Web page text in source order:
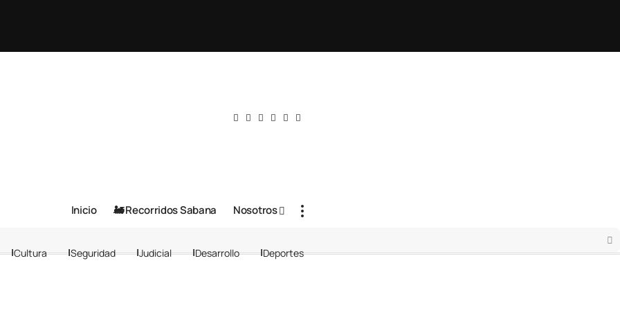
Inicio 🚂 Recorridos Sabana Nosotros
Cultura Seguridad Judicial Desarrollo Deportes